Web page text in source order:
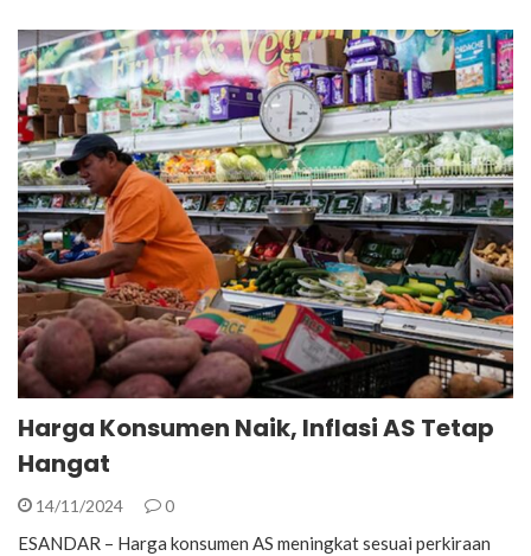
Harga Konsumen Naik, Inflasi AS Tetap
Hangat
14/11/2024 0
ESANDAR – Harga konsumen AS meningkat sesuai perkiraan